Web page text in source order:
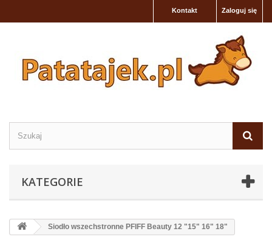
Zaloguj się
Kontakt
KATEGORIE
Siodło wszechstronne PFIFF Beauty 12 "15" 16" 18"